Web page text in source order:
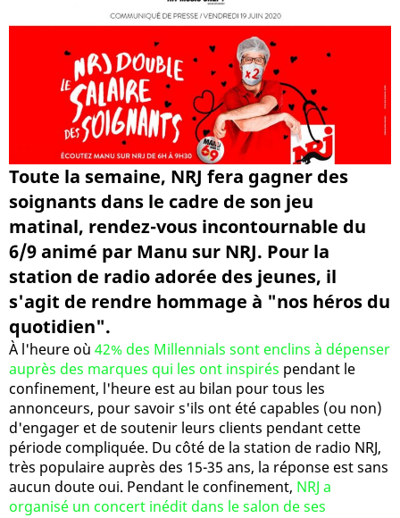
Toute la semaine, NRJ fera gagner des
soignants dans le cadre de son jeu
matinal, rendez-vous incontournable du
6/9 animé par Manu sur NRJ. Pour la
station de radio adorée des jeunes, il
s'agit de rendre hommage à "nos héros du
quotidien".
À l'heure où 42% des Millennials sont enclins à dépenser
auprès des marques qui les ont inspirés pendant le
confinement, l'heure est au bilan pour tous les
annonceurs, pour savoir s'ils ont été capables (ou non)
d'engager et de soutenir leurs clients pendant cette
période compliquée. Du côté de la station de radio NRJ,
très populaire auprès des 15-35 ans, la réponse est sans
aucun doute oui. Pendant le confinement, NRJ a
organisé un concert inédit dans le salon de ses